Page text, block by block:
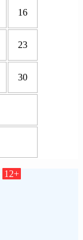
16
23
30
12+